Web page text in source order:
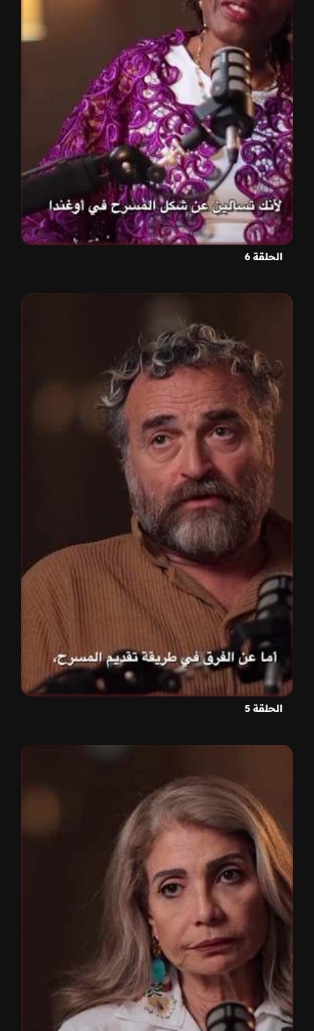
الحلقة 6
الحلقة 5